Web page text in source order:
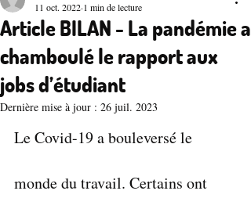
Article BILAN - La pandémie a
chamboulé le rapport aux
jobs d’étudiant
11 oct. 2022 1 min de lecture
Dernière mise à jour : 26 juil. 2023
Le Covid-19 a bouleversé le
monde du travail. Certains ont